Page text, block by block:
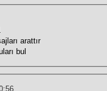
arattır
bul